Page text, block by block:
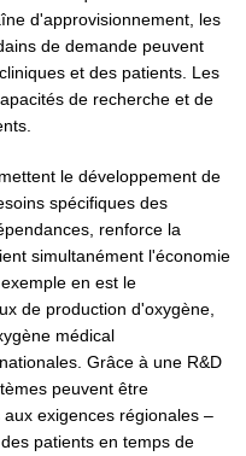
d'approvisionnement, les
de demande peuvent
et des patients. Les
de recherche et de
le développement de
spécifiques des
renforce la
simultanément l'économie
en est le
de production d'oxygène,
médical
Grâce à une R&D
peuvent être
exigences régionales –
patients en temps de